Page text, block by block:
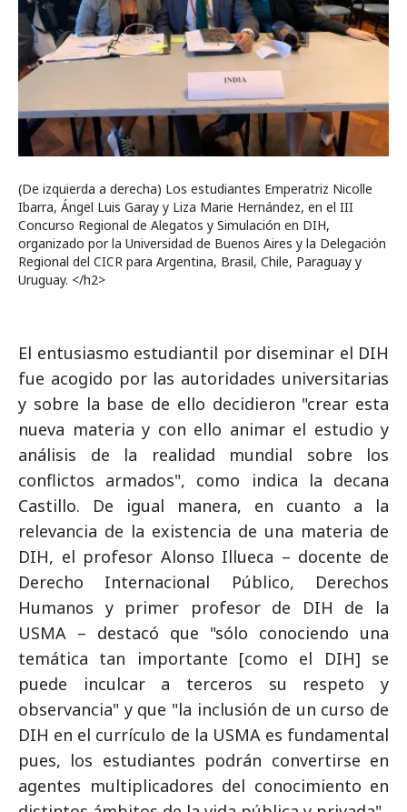
(De izquierda a derecha) Los estudiantes Emperatriz Nicolle
Ibarra, Ángel Luis Garay y Liza Marie Hernández, en el III
Concurso Regional de Alegatos y Simulación en DIH,
organizado por la Universidad de Buenos Aires y la Delegación
Regional del CICR para Argentina, Brasil, Chile, Paraguay y
Uruguay. </h2>
El entusiasmo estudiantil por diseminar el DIH
fue acogido por las autoridades universitarias
y sobre la base de ello decidieron "crear esta
nueva materia y con ello animar el estudio y
análisis de la realidad mundial sobre los
conflictos armados", como indica la decana
Castillo. De igual manera, en cuanto a la
relevancia de la existencia de una materia de
DIH, el profesor Alonso Illueca – docente de
Derecho Internacional Público, Derechos
Humanos y primer profesor de DIH de la
USMA – destacó que "sólo conociendo una
temática tan importante [como el DIH] se
puede inculcar a terceros su respeto y
observancia" y que "la inclusión de un curso de
DIH en el currículo de la USMA es fundamental
pues, los estudiantes podrán convertirse en
agentes multiplicadores del conocimiento en